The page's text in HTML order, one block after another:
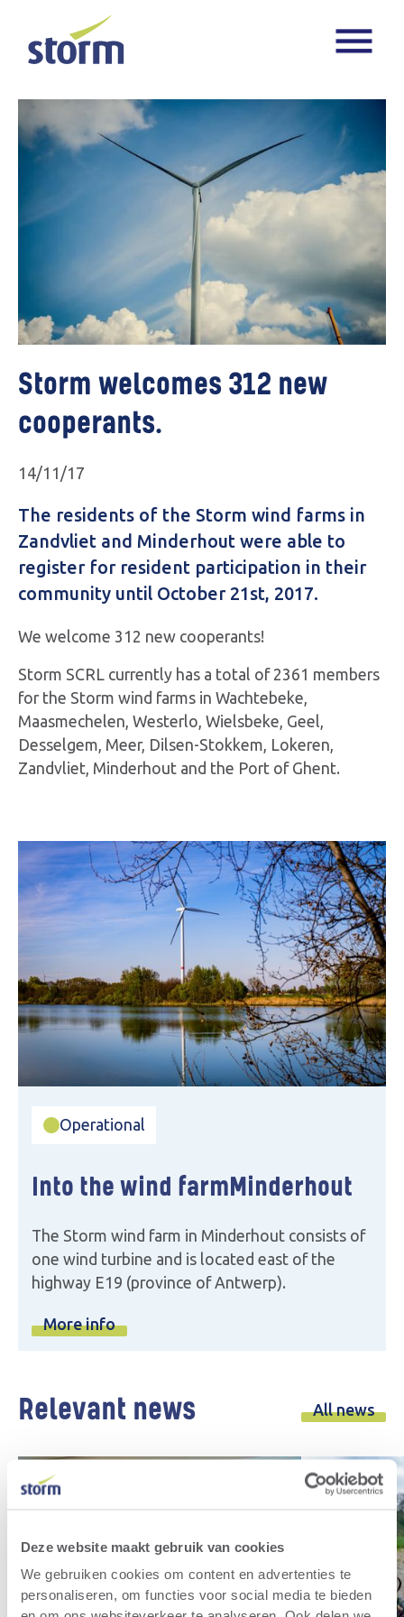
Deze website maakt gebruik van cookies
We gebruiken cookies om content en advertenties te
personaliseren, om functies voor social media te bieden
Storm welcomes 312 new
cooperants.
14/11/17
The residents of the Storm wind farms in
Zandvliet and Minderhout were able to
register for resident participation in their
community until October 21st, 2017.
We welcome 312 new cooperants!
Storm SCRL currently has a total of 2361 members
for the Storm wind farms in Wachtebeke,
Maasmechelen, Westerlo, Wielsbeke, Geel,
Desselgem, Meer, Dilsen-Stokkem, Lokeren,
Zandvliet, Minderhout and the Port of Ghent.
Operational
Into the wind farmMinderhout
The Storm wind farm in Minderhout consists of
one wind turbine and is located east of the
highway E19 (province of Antwerp).
More info
Relevant news All news